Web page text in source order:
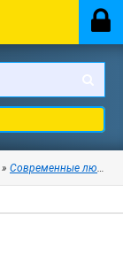
» Современные